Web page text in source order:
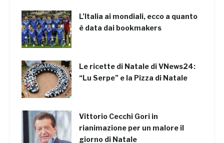
L’Italia ai mondiali, ecco a quanto
è data dai bookmakers
Le ricette di Natale di VNews24:
“Lu Serpe” e la Pizza di Natale
Vittorio Cecchi Gori in
rianimazione per un malore il
giorno di Natale